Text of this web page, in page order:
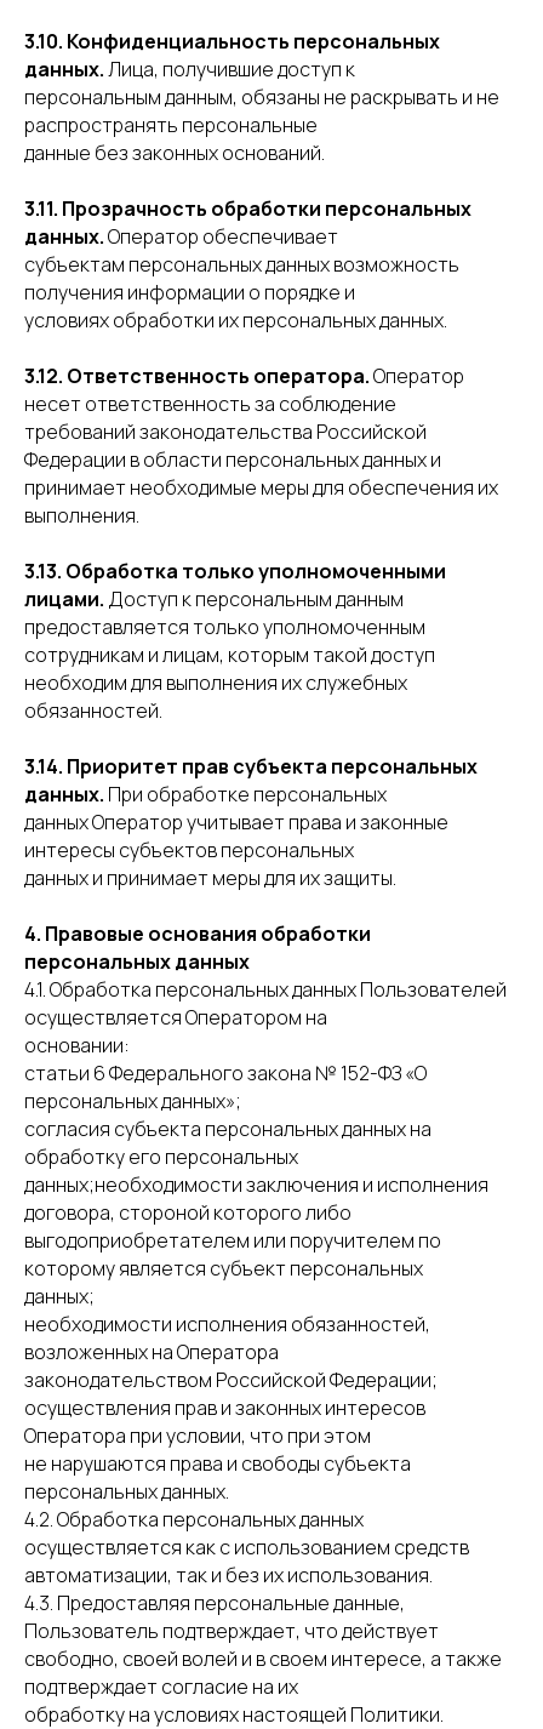
3.10. Конфиденциальность персональных
данных.Лица, получившие доступ к
персональным данным, обязаны не раскрывать и не
распространять персональные
данные без законных оснований.
3.11. Прозрачность обработки персональных
данных.Оператор обеспечивает
субъектам персональных данных возможность
получения информации о порядке и
условиях обработки их персональных данных.
3.12. Ответственность оператора.Оператор
несет ответственность за соблюдение
требований законодательства Российской
Федерации в области персональных данных и
принимает необходимые меры для обеспечения их
выполнения.
3.13. Обработка только уполномоченными
лицами. Доступ к персональным данным
предоставляется только уполномоченным
сотрудникам и лицам, которым такой доступ
необходим для выполнения их служебных
обязанностей.
3.14. Приоритет прав субъекта персональных
данных. При обработке персональных
данных Оператор учитывает права и законные
интересы субъектов персональных
данных и принимает меры для их защиты.
4. Правовые основания обработки
персональных данных
4.1. Обработка персональных данных Пользователей
осуществляется Оператором на
основании:
статьи 6 Федерального закона № 152-ФЗ «О
персональных данных»;
согласия субъекта персональных данных на
обработку его персональных
данных;необходимости заключения и исполнения
договора, стороной которого либо
выгодоприобретателем или поручителем по
которому является субъект персональных
данных;
необходимости исполнения обязанностей,
возложенных на Оператора
законодательством Российской Федерации;
осуществления прав и законных интересов
Оператора при условии, что при этом
не нарушаются права и свободы субъекта
персональных данных.
4.2. Обработка персональных данных
осуществляется как с использованием средств
автоматизации, так и без их использования.
4.3. Предоставляя персональные данные,
Пользователь подтверждает, что действует
свободно, своей волей и в своем интересе, а также
подтверждает согласие на их
обработку на условиях настоящей Политики.